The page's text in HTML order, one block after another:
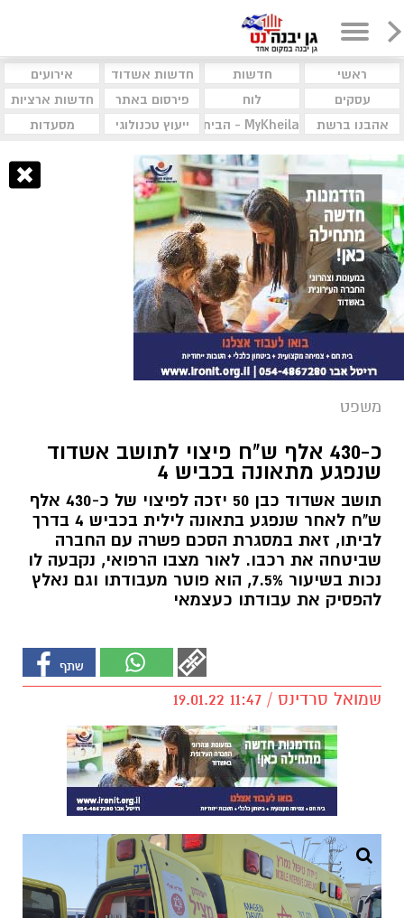
ראשי חדשות חדשות אשדוד
אירועים
עסקים
לוח פירסום באתר
חדשות ארציות
אהבנו ברשת
MyKheila - הבית לעסקים וקהילות ייעוץ טכנולוגי מסעדות
משפט
כ-430 אלף ש"ח פיצוי לתושב אשדוד
שנפגע מתאונה בכביש 4
תושב אשדוד כבן 50 יזכה לפיצוי של כ-430 אלף
ש"ח לאחר שנפגע בתאונה לילית בכביש 4 בדרך
לביתו, זאת במסגרת הסכם פשרה עם החברה
שביטחה את רכבו. לאור מצבו הרפואי, נקבעה לו
נכות בשיעור 7.5%, הוא פוטר מעבודתו וגם נאלץ
להפסיק את עבודתו כעצמאי
שמואל סרדינס / 11:47 19.01.22